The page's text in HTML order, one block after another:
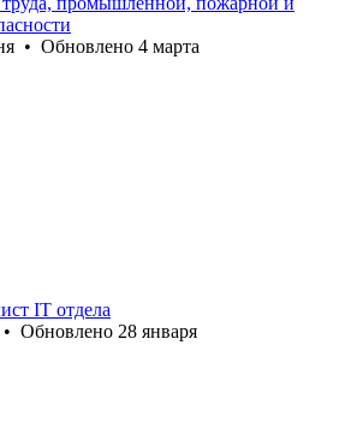
• Обновлено 4 марта
IT отдела
• Обновлено 28 января